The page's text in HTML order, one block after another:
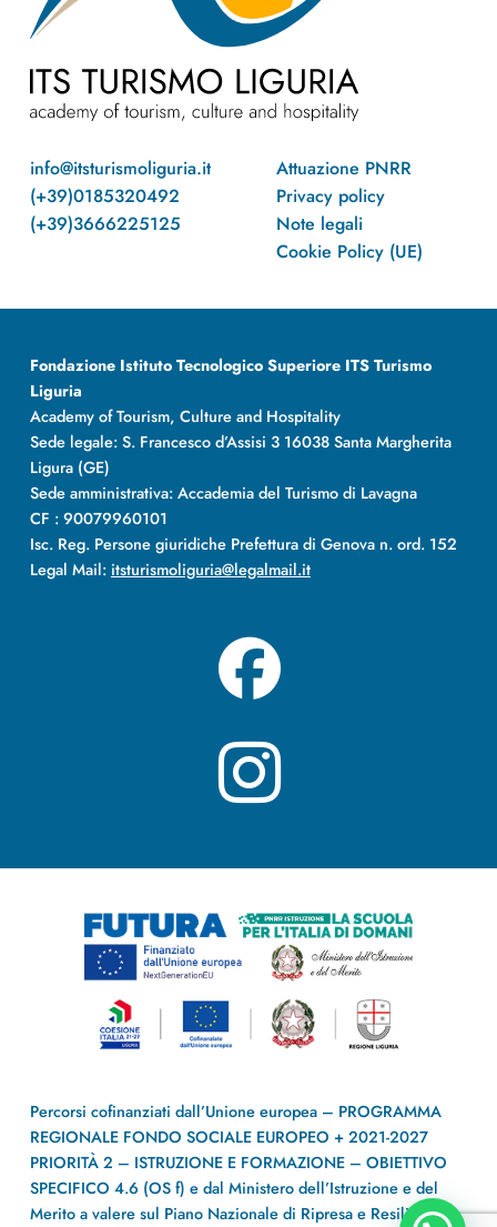
info@itsturismoliguria.it
(+39)0185320492
(+39)3666225125
Attuazione PNRR
Privacy policy
Note legali
Cookie Policy (UE)
Fondazione Istituto Tecnologico Superiore ITS Turismo
Liguria
Academy of Tourism, Culture and Hospitality
Sede legale: S. Francesco d’Assisi 3 16038 Santa Margherita
Ligura (GE)
Sede amministrativa: Accademia del Turismo di Lavagna
CF : 90079960101
Isc. Reg. Persone giuridiche Prefettura di Genova n. ord. 152
Legal Mail: itsturismoliguria@legalmail.it
Percorsi cofinanziati dall’Unione europea – PROGRAMMA
REGIONALE FONDO SOCIALE EUROPEO + 2021-2027
PRIORITÀ 2 – ISTRUZIONE E FORMAZIONE – OBIETTIVO
SPECIFICO 4.6 (OS f) e dal Ministero dell’Istruzione e del
Merito a valere sul Piano Nazionale di Ripresa e Resilienza